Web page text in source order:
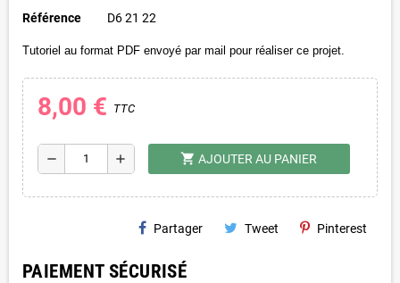
Référence D6 21 22
Tutoriel au format PDF envoyé par mail pour réaliser ce projet.
8,00 € TTC
remove add shopping_cart AJOUTER AU PANIER
Partager Tweet Pinterest
PAIEMENT SÉCURISÉ